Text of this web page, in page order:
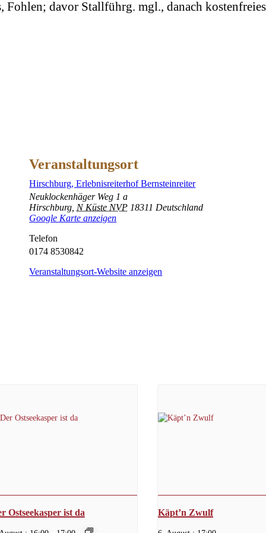
Fohlen; davor Stallführg. mgl., danach
Veranstaltungsort
Hirschburg, Erlebnisreiterhof Bernsteinreiter
Neuklockenhäger Weg 1 a
Hirschburg N Küste NVP 18311 Deutschland
Google Karte anzeigen
Telefon
0174 8530842
Veranstaltungsort-Website anzeigen
Ostseekasper ist da Käpt’n Zwulf